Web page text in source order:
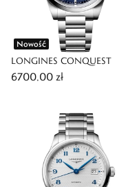
Nowość
LONGINES CONQUEST
6700,00 zł